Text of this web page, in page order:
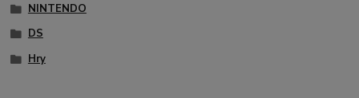
NINTENDO
DS
Hry